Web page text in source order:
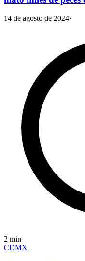
14 de agosto de 2024·
2 min
CDMX